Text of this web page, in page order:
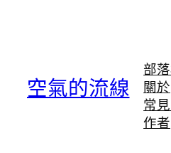
空氣的流線
部
關於
常
作者